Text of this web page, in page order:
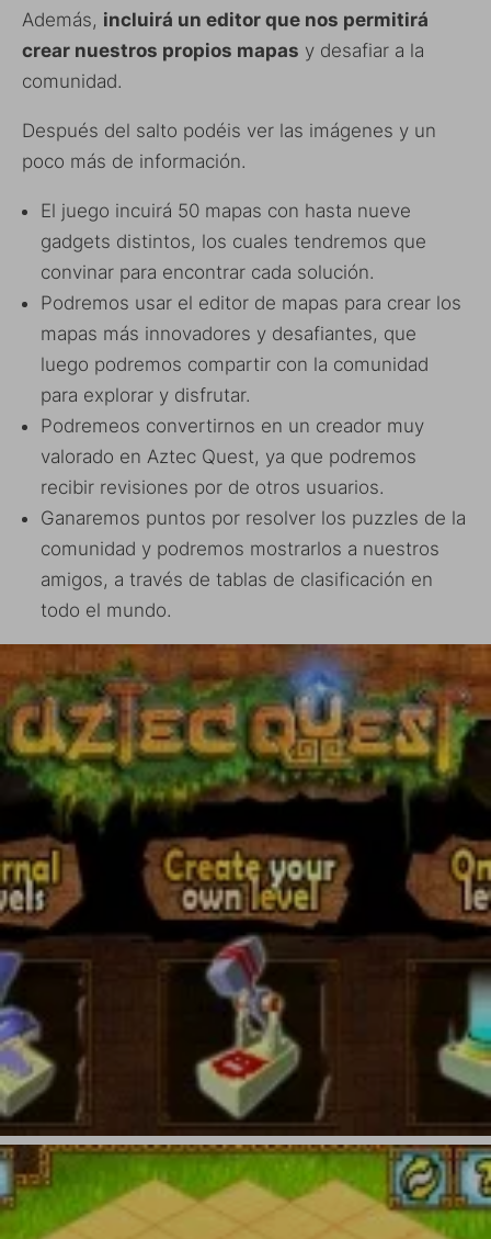
Además, incluirá un editor que nos permitirá
crear nuestros propios mapas y desafiar a la
comunidad.
Después del salto podéis ver las imágenes y un
poco más de información.
El juego incuirá 50 mapas con hasta nueve
gadgets distintos, los cuales tendremos que
convinar para encontrar cada solución.
Podremos usar el editor de mapas para crear los
mapas más innovadores y desafiantes, que
luego podremos compartir con la comunidad
para explorar y disfrutar.
Podremeos convertirnos en un creador muy
valorado en Aztec Quest, ya que podremos
recibir revisiones por de otros usuarios.
Ganaremos puntos por resolver los puzzles de la
comunidad y podremos mostrarlos a nuestros
amigos, a través de tablas de clasificación en
todo el mundo.